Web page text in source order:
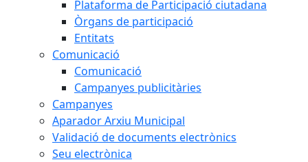
Plataforma de Participació ciutadana
Òrgans de participació
Entitats
Comunicació
Comunicació
Campanyes publicitàries
Campanyes
Aparador Arxiu Municipal
Validació de documents electrònics
Seu electrònica